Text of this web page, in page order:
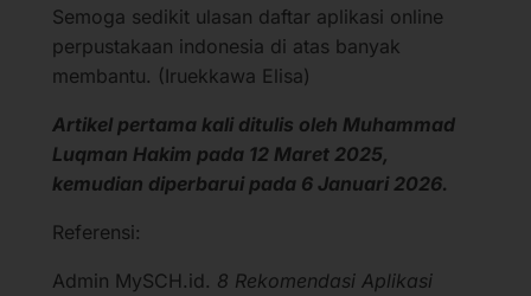
Semoga sedikit ulasan daftar aplikasi online
perpustakaan indonesia di atas banyak
membantu. (Iruekkawa Elisa)
Artikel pertama kali ditulis oleh Muhammad
Luqman Hakim pada 12 Maret 2025,
kemudian diperbarui pada 6 Januari 2026.
Referensi:
Admin MySCH.id. 8 Rekomendasi Aplikasi